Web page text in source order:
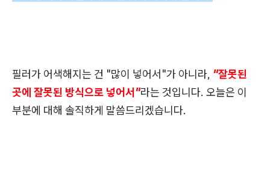
필러가 어색해지는 건 "많이 넣어서"가 아니라, "잘못된
곳에 잘못된 방식으로 넣어서"라는 것입니다. 오늘은 이
부분에 대해 솔직하게 말씀드리겠습니다.